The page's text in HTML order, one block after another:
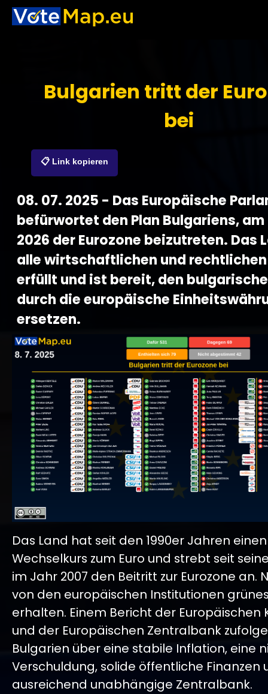
Bulgarien tritt der
bei
📋 Link kopieren
08. 07. 2025 - Das Europäische
befürwortet den Plan Bulgariens, am
2026 der Eurozone beizutreten. Das
alle wirtschaftlichen und
erfüllt und ist bereit, den
durch die europäische
ersetzen.
Das Land hat seit den 1990er Jahren
Wechselkurs zum Euro und strebt seit
im Jahr 2007 den Beitritt zur Eurozone an.
von den europäischen Institutionen
erhalten. Einem Bericht der Europäischen
und der Europäischen Zentralbank
Bulgarien über eine stabile Inflation, eine
Verschuldung, solide öffentliche Finanzen
ausreichend unabhängige Zentralbank.